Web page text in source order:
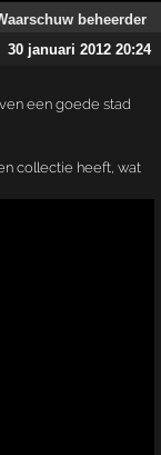
30 januari 2012 20:24
een goede stad
collectie heeft, wat